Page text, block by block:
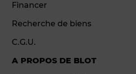
Financer
Recherche de biens
C.G.U.
A PROPOS DE BLOT